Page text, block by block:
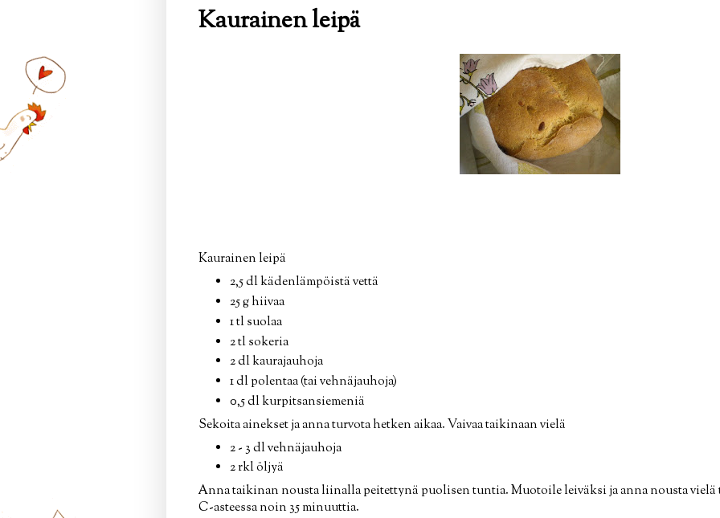
Kaurainen leipä
Kaurainen leipä
2,5 dl kädenlämpöistä vettä
25 g hiivaa
1 tl suolaa
2 tl sokeria
2 dl kaurajauhoja
1 dl polentaa (tai vehnäjauhoja)
0,5 dl kurpitsansiemeniä
Sekoita ainekset ja anna turvota hetken aikaa. Vaivaa taikinaan vielä
2 - 3 dl vehnäjauhoja
2 rkl öljyä
Anna taikinan nousta liinalla peitettynä puolisen tuntia. Muotoile leiväksi ja anna nousta vielä
C-asteessa noin 35 minuuttia.